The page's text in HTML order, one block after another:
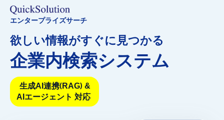
エンタープライズサーチの選び方
生成AI連携
事例
QuickSolution
エンタープライズサーチ
欲しい情報がすぐに見つかる
企業内検索システム
生成AI連携( RAG) &
AIエージェント 対応